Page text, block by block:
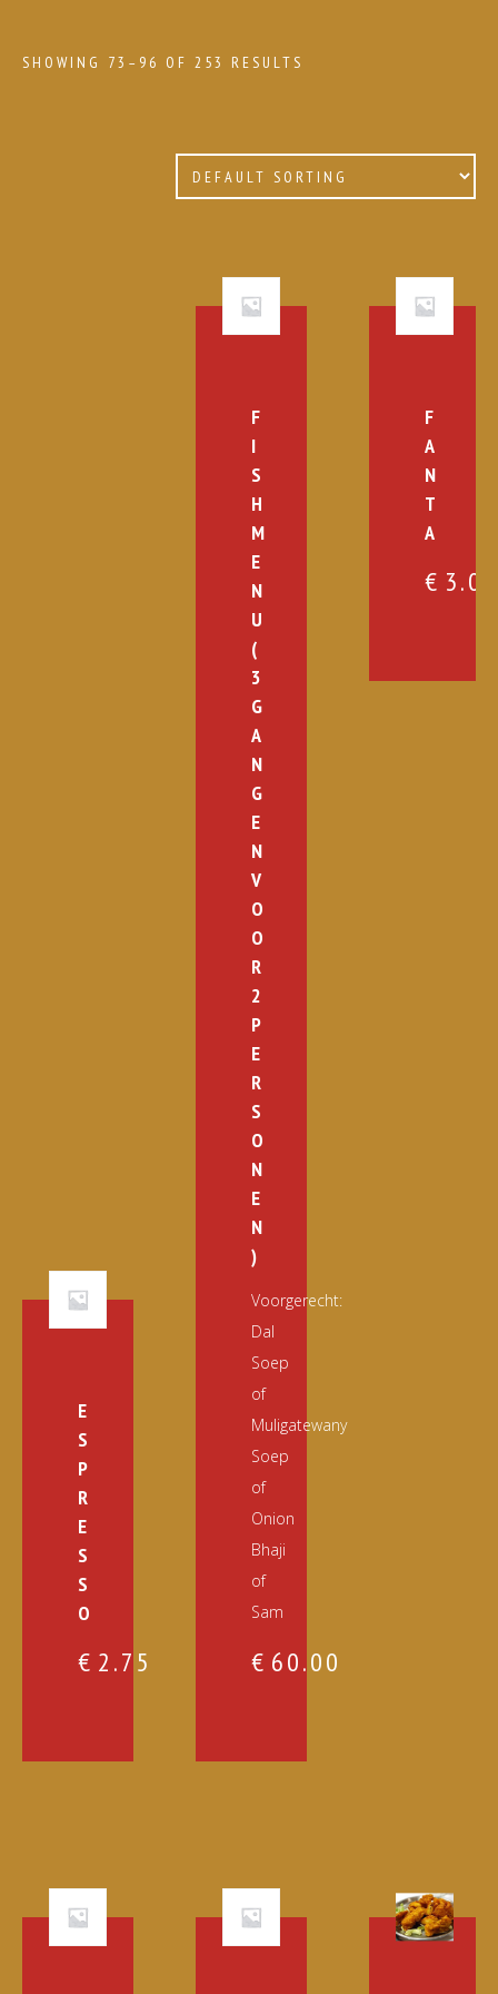
SHOWING 73–96 OF 253 RESULTS
E
S
P
R
E
S
S
O
€ 2.75
F
A
N
T
A
€
F
I
S
H
M
E
N
U
(
3
G
A
N
G
E
N
V
O
O
R
2
P
E
R
S
O
N
E
N
)
Voorgerecht:
Dal
Soep
of
Muligatewany
Soep
of
Onion
Bhaji
of
Sam
€ 60.00